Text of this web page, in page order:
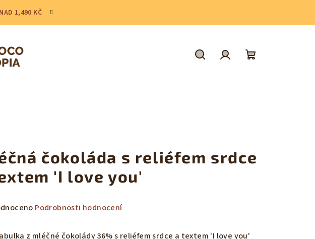
1,490 KČ
čokoláda s reliéfem srdce
'I love you'
Podrobnosti hodnocení
z mléčné čokolády 36% s reliéfem srdce a textem 'I love you'